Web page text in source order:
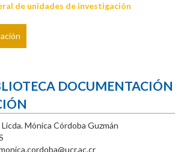
de unidades de investigación
DOCUMENTACIÓN
Licda. Mónica Córdoba Guzmán